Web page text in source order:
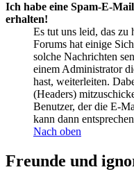
Ich habe eine Spam-E-
erhalten!
Es tut uns leid, das zu
Forums hat einige
solche Nachrichten
einem Administrator
hast, weiterleiten.
(Headers)
Benutzer, der die E-
kann dann
Nach oben
Freunde und